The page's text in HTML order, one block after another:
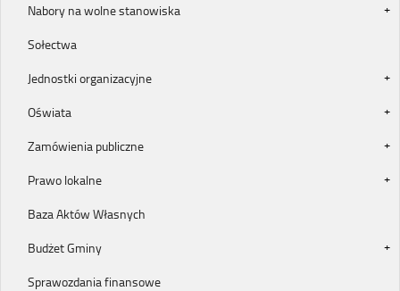
Nabory na wolne stanowiska
Sołectwa
Jednostki organizacyjne
Oświata
Zamówienia publiczne
Prawo lokalne
Baza Aktów Własnych
Budżet Gminy
Sprawozdania finansowe